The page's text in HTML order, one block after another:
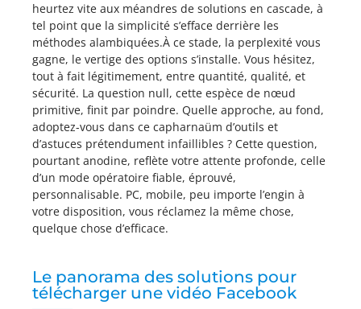
heurtez vite aux méandres de solutions en cascade, à
tel point que la simplicité s’efface derrière les
méthodes alambiquées.À ce stade, la perplexité vous
gagne, le vertige des options s’installe. Vous hésitez,
tout à fait légitimement, entre quantité, qualité, et
sécurité. La question null, cette espèce de nœud
primitive, finit par poindre. Quelle approche, au fond,
adoptez-vous dans ce capharnaüm d’outils et
d’astuces prétendument infaillibles ? Cette question,
pourtant anodine, reflète votre attente profonde, celle
d’un mode opératoire fiable, éprouvé,
personnalisable. PC, mobile, peu importe l’engin à
votre disposition, vous réclamez la même chose,
quelque chose d’efficace.
Le panorama des solutions pour
télécharger une vidéo Facebook